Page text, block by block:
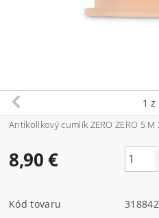
1 z
Antikolikový cumlík ZERO ZERO S M
8,90 €
Kód tovaru